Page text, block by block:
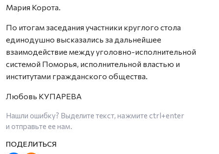
Мария Корота.
По итогам заседания участники круглого стола
единодушно высказались за дальнейшее
взаимодействие между уголовно-исполнительной
системой Поморья, исполнительной властью и
институтами гражданского общества.
Любовь КУПАРЕВА
Нашли ошибку? Выделите текст, нажмите ctrl+enter
и отправьте ее нам.